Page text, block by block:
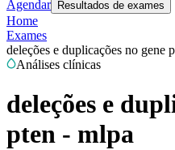
Agendar Resultados de exames
Home
Exames
deleções e duplicações no gene
Análises clínicas
deleções e
pten - mlpa